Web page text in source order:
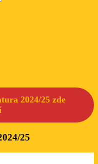
2024/25 zde
25